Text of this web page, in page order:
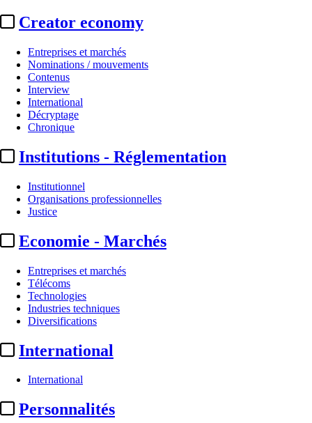
Creator economy
Entreprises et marchés
Nominations / mouvements
Contenus
Interview
International
Décryptage
Chronique
Institutions - Réglementation
Institutionnel
Organisations professionnelles
Justice
Economie - Marchés
Entreprises et marchés
Télécoms
Technologies
Industries techniques
Diversifications
International
International
Personnalités